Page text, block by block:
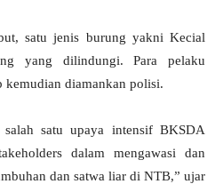
satu jenis burung yakni Kecial
yang dilindungi. Para pelaku
kemudian diamankan polisi.
salah satu upaya intensif BKSDA
dalam mengawasi dan
dan satwa liar di NTB,” ujar